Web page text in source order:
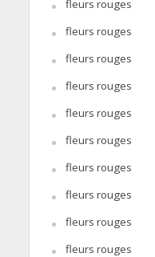
fleurs rouges
fleurs rouges
fleurs rouges
fleurs rouges
fleurs rouges
fleurs rouges
fleurs rouges
fleurs rouges
fleurs rouges
fleurs rouges